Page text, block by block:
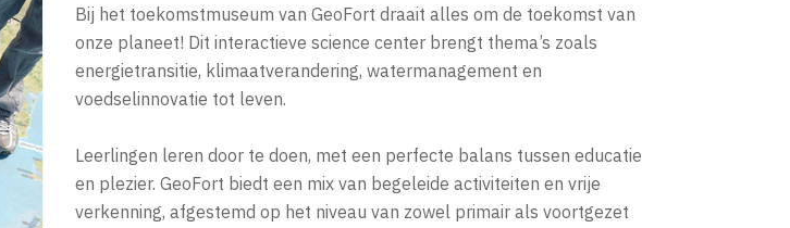
Bij het toekomstmuseum van GeoFort draait alles om de toekomst van
onze planeet! Dit interactieve science center brengt thema’s zoals
energietransitie, klimaatverandering, watermanagement en
voedselinnovatie tot leven.
Leerlingen leren door te doen, met een perfecte balans tussen educatie
en plezier. GeoFort biedt een mix van begeleide activiteiten en vrije
verkenning, afgestemd op het niveau van zowel primair als voortgezet